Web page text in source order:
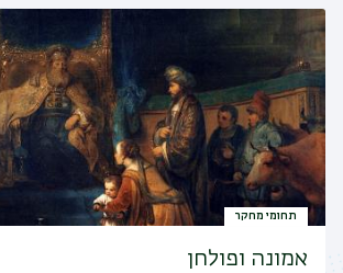
תחומי מחקר
אמונה ופולחן